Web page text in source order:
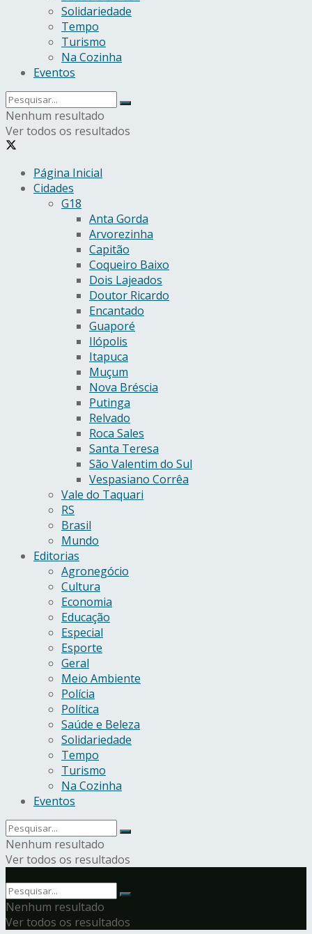
Solidariedade
Tempo
Turismo
Na Cozinha
Eventos
Nenhum resultado
Ver todos os resultados
Página Inicial
Cidades
G18
Anta Gorda
Arvorezinha
Capitão
Coqueiro Baixo
Dois Lajeados
Doutor Ricardo
Encantado
Guaporé
Ilópolis
Itapuca
Muçum
Nova Bréscia
Putinga
Relvado
Roca Sales
Santa Teresa
São Valentim do Sul
Vespasiano Corrêa
Vale do Taquari
RS
Brasil
Mundo
Editorias
Agronegócio
Cultura
Economia
Educação
Especial
Esporte
Geral
Meio Ambiente
Polícia
Política
Saúde e Beleza
Solidariedade
Tempo
Turismo
Na Cozinha
Eventos
Nenhum resultado
Ver todos os resultados
Nenhum resultado
Ver todos os resultados